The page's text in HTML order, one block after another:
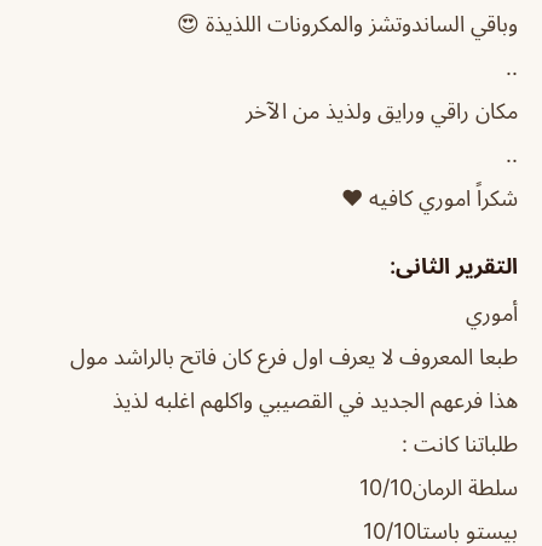
وباقي الساندوتشز والمكرونات اللذيذة 😍
..
مكان راقي ورايق ولذيذ من الآخر
..
شكراً اموري كافيه ❤️
التقرير الثانى:
أموري
طبعا المعروف لا يعرف اول فرع كان فاتح بالراشد مول
هذا فرعهم الجديد في القصيبي واكلهم اغلبه لذيذ
طلباتنا كانت :
سلطة الرمان10/10
بيستو باستا10/10